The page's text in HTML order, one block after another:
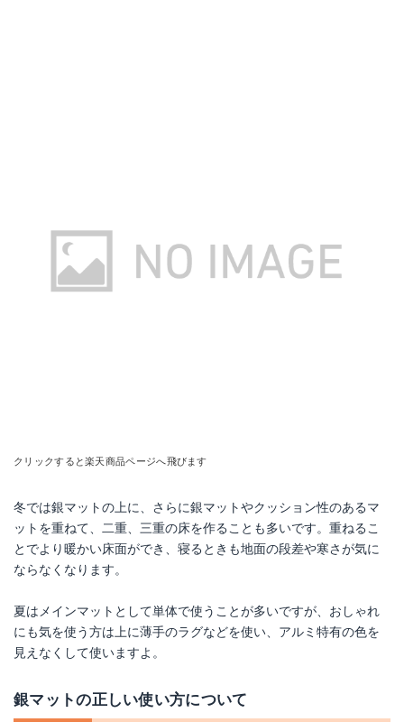
クリックすると楽天商品ページへ飛びます
冬では銀マットの上に、さらに銀マットやクッション性のあるマ
ットを重ねて、二重、三重の床を作ることも多いです。重ねるこ
とでより暖かい床面ができ、寝るときも地面の段差や寒さが気に
ならなくなります。
夏はメインマットとして単体で使うことが多いですが、おしゃれ
にも気を使う方は上に薄手のラグなどを使い、アルミ特有の色を
見えなくして使いますよ。
銀マットの正しい使い方について